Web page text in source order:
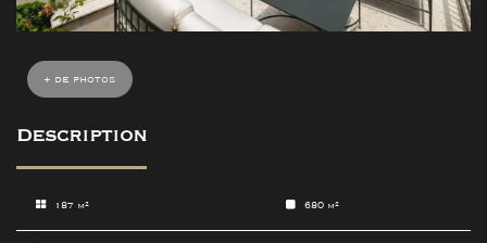
+ de photos
Description
187 m² 680 m²